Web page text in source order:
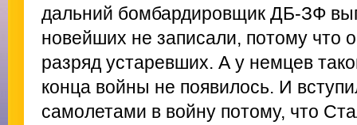
дальний бомбардировщик ДБ-ЗФ
новейших не записали, потому что
разряд устаревших. А у немцев
конца войны не появилось. И
самолетами в войну потому, что